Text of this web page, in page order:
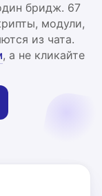
бридж. 67
модули,
из чата.
, а не кликайте